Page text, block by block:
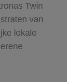
Twin
van
lokale